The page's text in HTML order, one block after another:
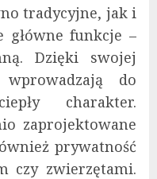
tradycyjne, jak i
główne funkcje –
Dzięki swojej
do
charakter.
zaprojektowane
prywatność
czy zwierzętami.